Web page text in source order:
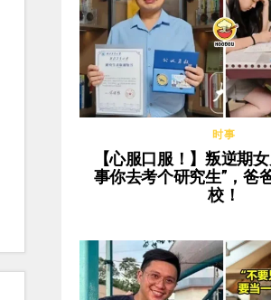
时事
【心服口服！】叛逆期
事你去考个研究生”，爸
校！